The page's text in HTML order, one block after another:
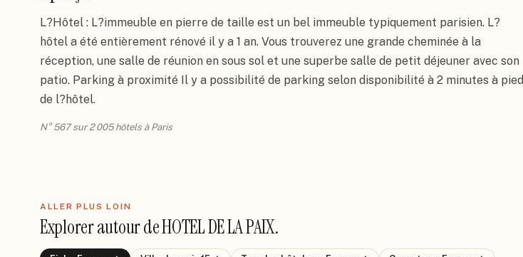
L?Hôtel : L?immeuble en pierre de taille est un bel immeuble typiquement parisien. L?
hôtel a été entièrement rénové il y a 1 an. Vous trouverez une grande cheminée à la
réception, une salle de réunion en sous sol et une superbe salle de petit déjeuner avec son
patio. Parking à proximité Il y a possibilité de parking selon disponibilité à 2 minutes à pied
de l?hôtel.
N° 567 sur 2 005 hôtels à Paris
ALLER PLUS LOIN
Explorer autour deHOTEL DE LA PAIX.